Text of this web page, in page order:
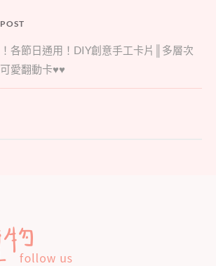
POST
！各節日通用！DIY創意手工卡片║多層次
可愛翻動卡♥♥